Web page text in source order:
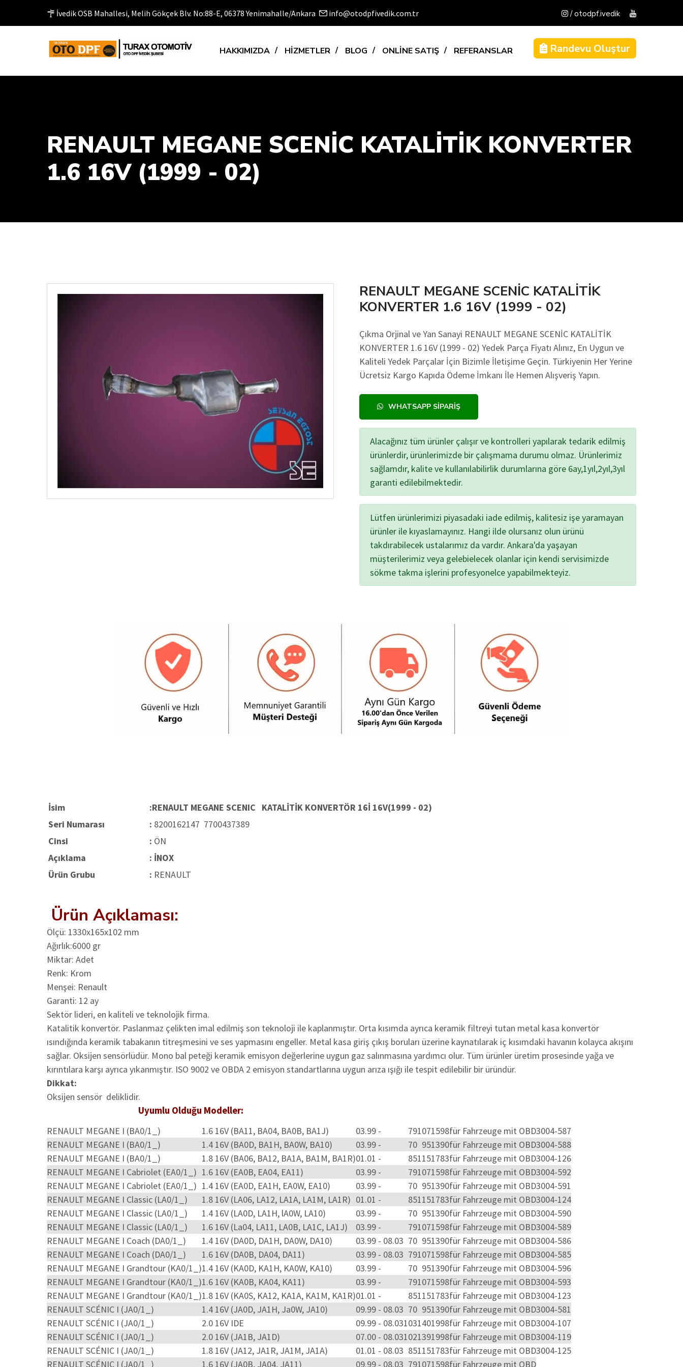
İvedik OSB Mahallesi, Melih Gökçek Blv. No:88-E, 06378 Yenimahalle/Ankara info@otodpfivedik.com.tr / otodpf.ivedik
HAKKIMIZDA HİZMETLER BLOG ONLİNE SATIŞ REFERANSLAR Randevu Oluştur
RENAULT MEGANE SCENİC KATALİTİK KONVERTER
1.6 16V (1999 - 02)
RENAULT MEGANE SCENİC KATALİTİK
KONVERTER 1.6 16V (1999 - 02)
Çıkma Orjinal ve Yan Sanayi RENAULT MEGANE SCENİC KATALİTİK
KONVERTER 1.6 16V (1999 - 02) Yedek Parça Fiyatı Alınız, En Uygun ve
Kaliteli Yedek Parçalar İçin Bizimle İletişime Geçin. Türkiyenin Her Yerine
Ücretsiz Kargo Kapıda Ödeme İmkanı İle Hemen Alışveriş Yapın.
WHATSAPP SIPARIŞ
Alacağınız tüm ürünler çalışır ve kontrolleri yapılarak tedarik edilmiş
ürünlerdir, ürünlerimizde bir çalışmama durumu olmaz. Ürünlerimiz
sağlamdır, kalite ve kullanılabilirlik durumlarına göre 6ay,1yıl,2yıl,3yıl
garanti edilebilmektedir.
Lütfen ürünlerimizi piyasadaki iade edilmiş, kalitesiz işe yaramayan
ürünler ile kıyaslamayınız. Hangi ilde olursanız olun ürünü
takdırabilecek ustalarımız da vardır. Ankara'da yaşayan
müşterilerimiz veya gelebielecek olanlar için kendi servisimizde
sökme takma işlerini profesyonelce yapabilmekteyiz.
İsim :RENAULT MEGANE SCENIC KATALİTİK KONVERTÖR 16İ 16V(1999 - 02)
Seri Numarası
: 8200162147 7700437389
Cinsi
: ÖN
Açıklama
: İNOX
Ürün Grubu
: RENAULT
Ürün Açıklaması:
Ölçü: 1330x165x102 mm
Ağırlık:6000 gr
Miktar: Adet
Renk: Krom
Menşei: Renault
Garanti: 12 ay
Sektör lideri, en kaliteli ve teknolojik firma.
Katalitik konvertör. Paslanmaz çelikten imal edilmiş son teknoloji ile kaplanmıştır. Orta kısımda ayrıca keramik filtreyi tutan metal kasa konvertör
ısındığında keramik tabakanın titreşmesini ve ses yapmasını engeller. Metal kasa giriş çıkış boruları üzerine kaynatılarak iç kısımdaki havanın kolayca akışını
sağlar. Oksijen sensörlüdür. Mono bal peteği keramik emisyon değerlerine uygun gaz salınmasına yardımcı olur. Tüm ürünler üretim prosesinde yağa ve
kırıntılara karşı ayrıca yıkanmıştır. ISO 9002 ve OBDA 2 emisyon standartlarına uygun arıza ışığı ile tespit edilebilir bir üründür.
Dikkat:
Oksijen sensör deliklidir.
Uyumlu Olduğu Modeller:
RENAULT MEGANE I (BA0/1_)
1.6 16V (BA11, BA04, BA0B, BA1J) 03.99 - 791071598für Fahrzeuge mit OBD3004-587
RENAULT MEGANE I (BA0/1_)
1.4 16V (BA0D, BA1H, BA0W, BA10) 03.99 - 70 951390für Fahrzeuge mit OBD3004-588
RENAULT MEGANE I (BA0/1_)
1.8 16V (BA06, BA12, BA1A, BA1M, BA1R)01.01 - 851151783für Fahrzeuge mit OBD3004-126
RENAULT MEGANE I Cabriolet (EA0/1_) 1.6 16V (EA0B, EA04, EA11) 03.99 - 791071598für Fahrzeuge mit OBD3004-592
RENAULT MEGANE I Cabriolet (EA0/1_) 1.4 16V (EA0D, EA1H, EA0W, EA10) 03.99 - 70 951390für Fahrzeuge mit OBD3004-591
RENAULT MEGANE I Classic (LA0/1_)
1.8 16V (LA06, LA12, LA1A, LA1M, LA1R) 01.01 - 851151783für Fahrzeuge mit OBD3004-124
RENAULT MEGANE I Classic (LA0/1_)
1.4 16V (LA0D, LA1H, lA0W, LA10) 03.99 - 70 951390für Fahrzeuge mit OBD3004-590
RENAULT MEGANE I Classic (LA0/1_)
1.6 16V (La04, LA11, LA0B, LA1C, LA1J) 03.99 - 791071598für Fahrzeuge mit OBD3004-589
RENAULT MEGANE I Coach (DA0/1_)
1.4 16V (DA0D, DA1H, DA0W, DA10) 03.99 - 08.03 70 951390für Fahrzeuge mit OBD3004-586
RENAULT MEGANE I Coach (DA0/1_)
1.6 16V (DA0B, DA04, DA11) 03.99 - 08.03 791071598für Fahrzeuge mit OBD3004-585
RENAULT MEGANE I Grandtour (KA0/1_)1.4 16V (KA0D, KA1H, KA0W, KA10) 03.99 - 70 951390für Fahrzeuge mit OBD3004-596
RENAULT MEGANE I Grandtour (KA0/1_)1.6 16V (KA0B, KA04, KA11) 03.99 - 791071598für Fahrzeuge mit OBD3004-593
RENAULT MEGANE I Grandtour (KA0/1_)1.8 16V (KA0S, KA12, KA1A, KA1M, KA1R)01.01 - 851151783für Fahrzeuge mit OBD3004-123
RENAULT SCÉNIC I (JA0/1_)
1.4 16V (JA0D, JA1H, Ja0W, JA10) 09.99 - 08.03 70 951390für Fahrzeuge mit OBD3004-581
RENAULT SCÉNIC I (JA0/1_)
2.0 16V IDE 09.99 - 08.031031401998für Fahrzeuge mit OBD3004-107
RENAULT SCÉNIC I (JA0/1_)
2.0 16V (JA1B, JA1D) 07.00 - 08.031021391998für Fahrzeuge mit OBD3004-119
RENAULT SCÉNIC I (JA0/1_)
1.8 16V (JA12, JA1R, JA1M, JA1A) 01.01 - 08.03 851151783für Fahrzeuge mit OBD3004-125
RENAULT SCÉNIC I (JA0/1_)
1.6 16V (JA0B, JA04, JA11) 09.99 - 08.03 791071598für Fahrzeuge mit OBD